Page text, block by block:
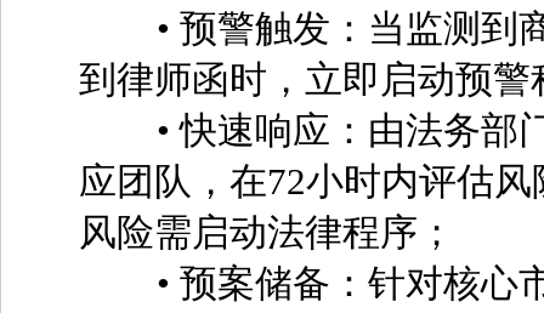
• 预警触发：当监测到
到律师函时，立即启动预警
• 快速响应：由法务部
应团队，在72小时内评估
风险需启动法律程序；
• 预案储备：针对核心